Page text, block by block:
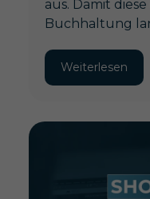
aus. Damit
Buchhaltung
Weiterlesen